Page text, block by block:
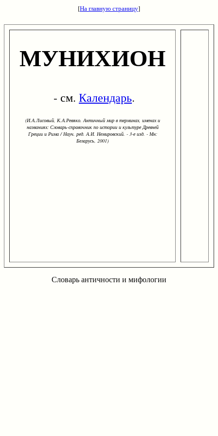
[На главную страницу]
МУНИХИОН
- см. Календарь.
(И.А.Лисовый, К.А.Ревяко. Античный мир в терминах, именах и
названиях: Словарь-справочник по истории и культуре Древней
Греции и Рима / Науч. ред. А.И. Немировский. - 3-е изд. - Мн:
Беларусь, 2001)
Словарь античности и мифологии